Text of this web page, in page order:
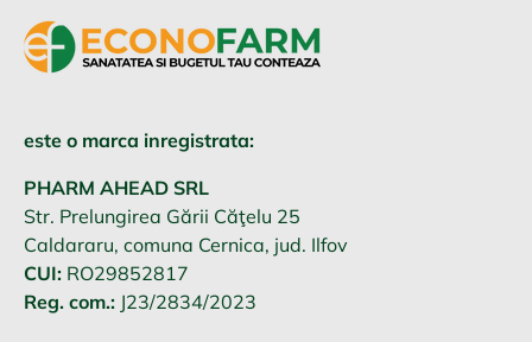
este o marca inregistrata:
PHARM AHEAD SRL
Str. Prelungirea Gării Căţelu 25
Caldararu, comuna Cernica, jud. Ilfov
CUI: RO29852817
Reg. com.: J23/2834/2023